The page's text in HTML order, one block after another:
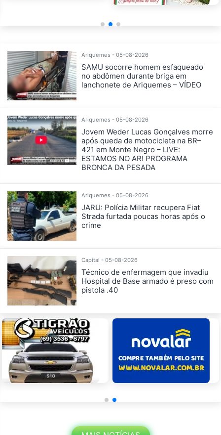
Ariquemes - 05-08-2026
SAMU socorre homem esfaqueado
no abdômen durante briga em
lanchonete de Ariquemes – VÍDEO
Ariquemes - 05-08-2026
Jovem Weder Lucas Gonçalves morre
após queda de motocicleta na BR–
421 em Monte Negro – LIVE:
ESTAMOS NO AR! PROGRAMA
BRONCA DA PESADA
Ariquemes - 05-08-2026
JARU: Polícia Militar recupera Fiat
Strada furtada poucas horas após o
crime
Capital - 05-08-2026
Técnico de enfermagem que invadiu
Hospital de Base armado é preso com
pistola .40